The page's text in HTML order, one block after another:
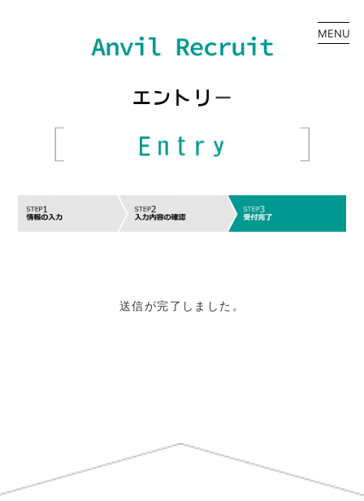
MENU
送信が完了しました。